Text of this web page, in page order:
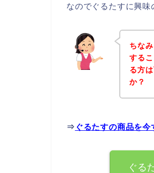
なのでぐるたすに興味
ちな
する
る方
か？
⇒ ぐるたすの商品を
ぐる